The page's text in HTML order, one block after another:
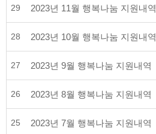
29 2023년 11월 행복나눔 지원내역
28 2023년 10월 행복나눔 지원내역
27 2023년 9월 행복나눔 지원내역
26 2023년 8월 행복나눔 지원내역
25 2023년 7월 행복나눔 지원내역